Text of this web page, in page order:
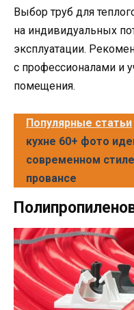
Выбор труб для
на индивидуальных
эксплуатации.
с профессионалами и
помещения.
Популярные статьи
кухне 60+ фото
современном
провансе